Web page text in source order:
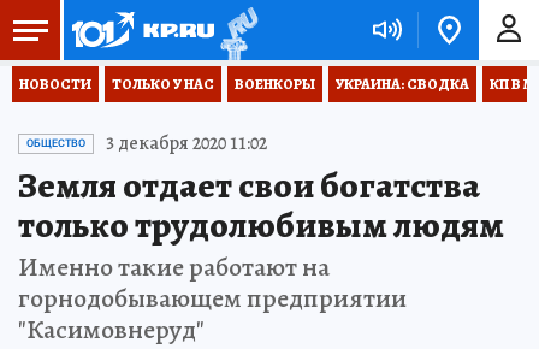
НОВОСТИ ТОЛЬКО У НАС ВОЕНКОРЫ УКРАИНА: СВОДКА КП В
ОБЩЕСТВО 3 декабря 2020 11:02
Земля отдает свои богатства
только трудолюбивым людям
Именно такие работают на
горнодобывающем предприятии
"Касимовнеруд"